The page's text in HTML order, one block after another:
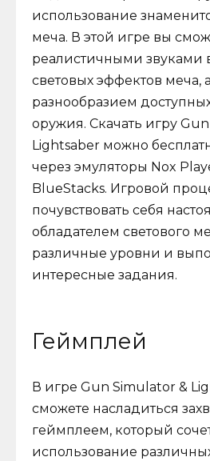
использование
меча. В этой игре вы
реалистичными звуками
световых эффектов меча,
разнообразием
оружия. Скачать игру
Lightsaber можно
через эмуляторы Nox
BlueStacks. Игровой
почувствовать себя
обладателем светового
различные уровни и
интересные задания.
Геймплей
В игре Gun Simulator &
сможете насладиться
геймплеем, который
использование